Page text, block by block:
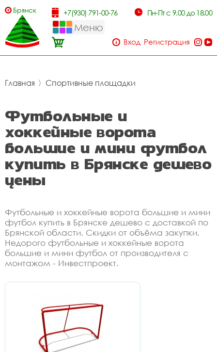
Брянск +7(930) 791-00-76 Пн-Пт с 9.00 до 18.00
Меню
Вход Регистрация
Главная 〉 Спортивные площадки
Футбольные и
хоккейные ворота
большие и мини футбол
купить в Брянске дешево
цены
Футбольные и хоккейные ворота большие и мини
футбол купить в Брянске дешево с доставкой по
Брянской области. Скидки от объёма закупки.
Недорого футбольные и хоккейные ворота
большие и мини футбол от производителя с
монтажом - Инвестпроект.